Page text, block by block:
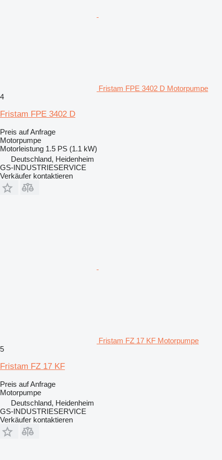
Fristam FPE 3402 D Motorpumpe
4
Fristam FPE 3402 D
Preis auf Anfrage
Motorpumpe
Motorleistung 1.5 PS (1.1 kW)
Deutschland, Heidenheim
GS-INDUSTRIESERVICE
Verkäufer kontaktieren
Fristam FZ 17 KF Motorpumpe
5
Fristam FZ 17 KF
Preis auf Anfrage
Motorpumpe
Deutschland, Heidenheim
GS-INDUSTRIESERVICE
Verkäufer kontaktieren